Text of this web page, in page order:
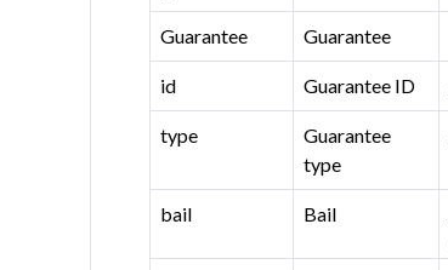
Guarantee Guarantee
id Guarantee ID
type
Guarantee
type
bail Bail